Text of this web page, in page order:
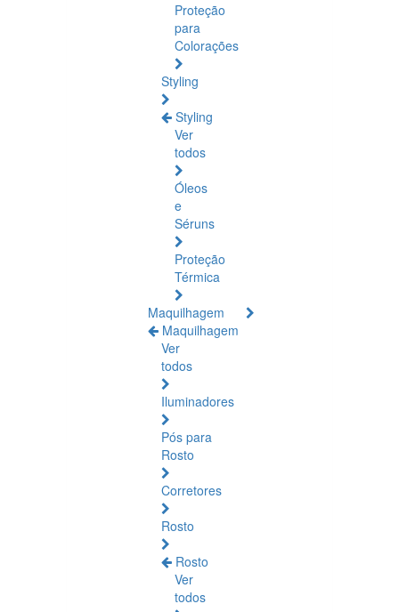
Proteção
para
Colorações
Styling
Styling
Ver
todos
Óleos
e
Séruns
Proteção
Térmica
Maquilhagem
Maquilhagem
Ver
todos
Iluminadores
Pós para
Rosto
Corretores
Rosto
Rosto
Ver
todos